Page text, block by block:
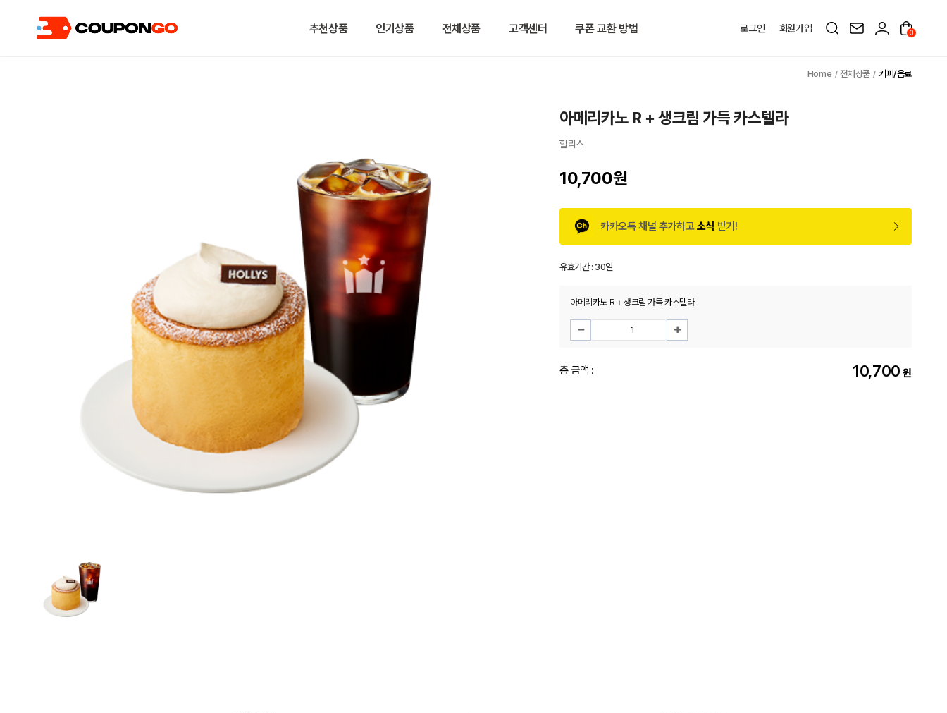
추천상품 인기상품 전체상품 고객센터 쿠폰 교환 방법 로그인 회원가입 0
전체상품 커피/음료
아메리카노 R + 생크림 가득 카스텔라
할리스
10,700원
카카오톡 채널 추가하고소식 받기!
유효기간 :30일
아메리카노 R + 생크림 가득 카스텔라
총 금액 : 10,700 원